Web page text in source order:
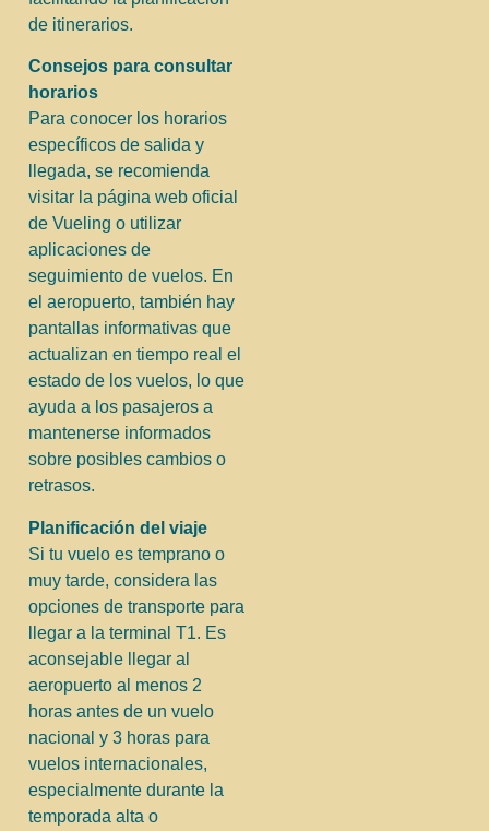
de itinerarios.
Consejos para consultar
horarios
Para conocer los horarios
específicos de salida y
llegada, se recomienda
visitar la página web oficial
de Vueling o utilizar
aplicaciones de
seguimiento de vuelos. En
el aeropuerto, también hay
pantallas informativas que
actualizan en tiempo real el
estado de los vuelos, lo que
ayuda a los pasajeros a
mantenerse informados
sobre posibles cambios o
retrasos.
Planificación del viaje
Si tu vuelo es temprano o
muy tarde, considera las
opciones de transporte para
llegar a la terminal T1. Es
aconsejable llegar al
aeropuerto al menos 2
horas antes de un vuelo
nacional y 3 horas para
vuelos internacionales,
especialmente durante la
temporada alta o